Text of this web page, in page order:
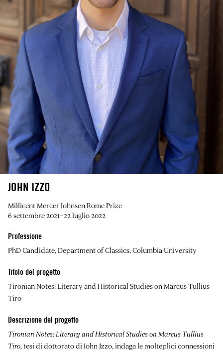
JOHN IZZO
Millicent Mercer Johnsen Rome Prize
6 settembre 2021–22 luglio 2022
Professione
PhD Candidate, Department of Classics, Columbia University
Titolo del progetto
Tironian Notes: Literary and Historical Studies on Marcus Tullius
Tiro
Descrizione del progetto
Tironian Notes: Literary and Historical Studies on Marcus Tullius
Tiro, tesi di dottorato di John Izzo, indaga le molteplici connessioni